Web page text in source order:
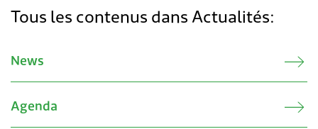
Tous les contenus dans Actualités:
News
Agenda